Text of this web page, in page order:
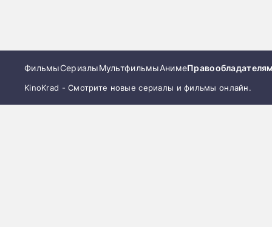
ФильмыСериалыМультфильмыАниме
KinoKrad - Смотрите новые сериалы и фильмы онлайн.